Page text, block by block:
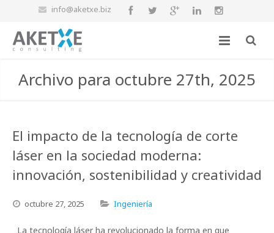
info@aketxe.biz
Archivo para octubre 27th, 2025
El impacto de la tecnología de corte
láser en la sociedad moderna:
innovación, sostenibilidad y creatividad
octubre 27, 2025 Ingeniería
La tecnología láser ha revolucionado la forma en que